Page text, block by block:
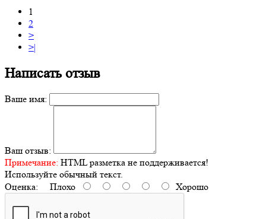
1
2
>
>|
Написать отзыв
Ваше имя:
Ваш отзыв:
Примечание: HTML разметка не поддерживается!
Используйте обычный текст.
Оценка: Плохо Хорошо